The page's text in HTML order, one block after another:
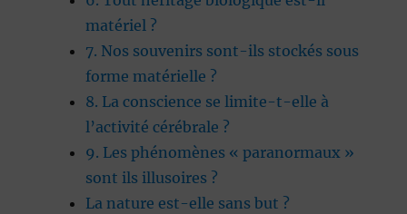
matériel ?
7. Nos souvenirs sont-ils stockés sous
forme matérielle ?
8. La conscience se limite-t-elle à
l’activité cérébrale ?
9. Les phénomènes « paranormaux »
sont ils illusoires ?
La nature est-elle sans but ?